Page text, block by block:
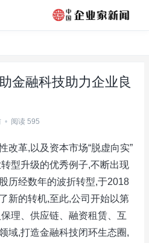
金融科技助力企业良
• 阅读 595
改革,以及资本市场“脱虚向实”
型升级的优秀例子,不断出现
历经数年的波折转型,于2018
新的转机,至此,公司开始以第
理、供应链、融资租赁、互
域,打造金融科技闭环生态圈,